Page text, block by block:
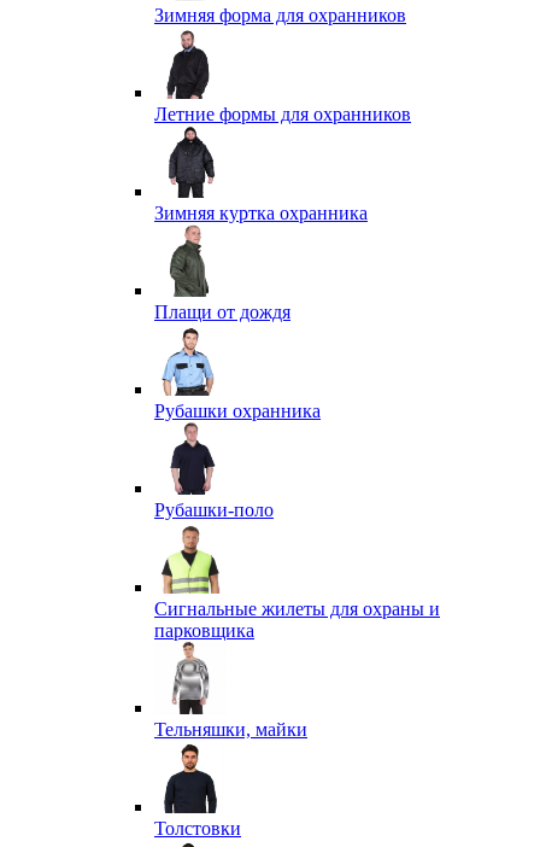
Зимняя форма для охранников
Летние формы для охранников
Зимняя куртка охранника
Плащи от дождя
Рубашки охранника
Рубашки-поло
Сигнальные жилеты для охраны и
парковщика
Тельняшки, майки
Толстовки